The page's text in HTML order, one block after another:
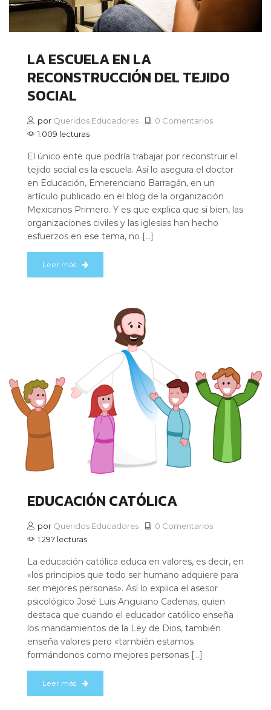
LA ESCUELA EN LA
RECONSTRUCCIÓN DEL TEJIDO
SOCIAL
por Queridos Educadores
0 Comentarios
1.009 lecturas
El único ente que podría trabajar por reconstruir el
tejido social es la escuela. Así lo asegura el doctor
en Educación, Emerenciano Barragán, en un
artículo publicado en el blog de la organización
Mexicanos Primero. Y es que explica que si bien, las
organizaciones civiles y las iglesias han hecho
esfuerzos en ese tema, no […]
Leer más
EDUCACIÓN CATÓLICA
por Queridos Educadores
0 Comentarios
1.297 lecturas
La educación católica educa en valores, es decir, en
«los principios que todo ser humano adquiere para
ser mejores personas». Así lo explica el asesor
psicológico José Luis Anguiano Cadenas, quien
destaca que cuando el educador católico enseña
los mandamientos de la Ley de Dios, también
enseña valores pero «también estamos
formándonos como mejores personas […]
Leer más